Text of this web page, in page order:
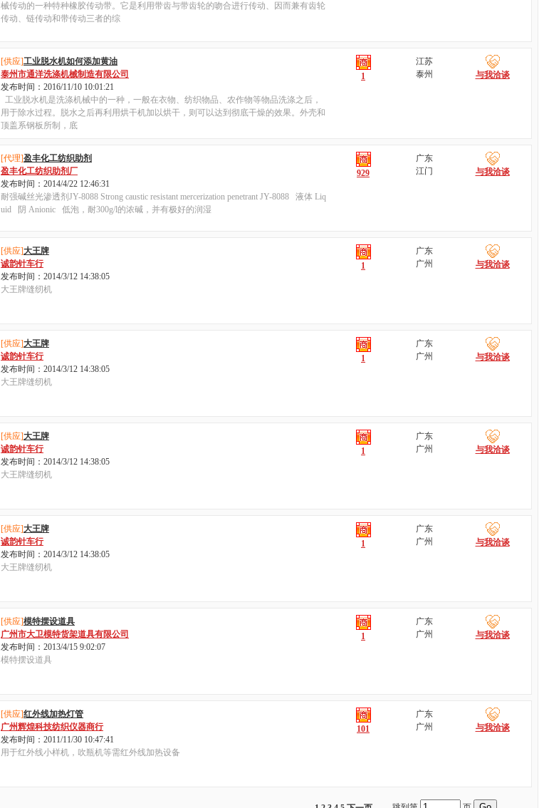
械传动的一种特种橡胶传动带。它是利用带齿与带齿轮的吻合进行传动、因而兼有齿轮
传动、链传动和带传动三者的综
[供应]工业脱水机如何添加黄油
泰州市通洋洗涤机械制造有限公司
发布时间：2016/11/10 10:01:21
工业脱水机是洗涤机械中的一种，一般在衣物、纺织物品、农作物等物品洗涤之后，
用于除水过程。脱水之后再利用烘干机加以烘干，则可以达到彻底干燥的效果。外壳和
顶盖系钢板所制，底
1
江苏
泰州
与我洽谈
[代理]盈丰化工纺织助剂
盈丰化工纺织助剂厂
发布时间：2014/4/22 12:46:31
耐强碱丝光渗透剂JY-8088 Strong caustic resistant mercerization penetrant JY-8088 液体 Liq
uid 阴 Anionic 低泡，耐300g/l的浓碱，并有极好的润湿
929
广东
江门
与我洽谈
[供应]大王牌
诚韵针车行
发布时间：2014/3/12 14:38:05
大王牌缝纫机
1
广东
广州
与我洽谈
[供应]大王牌
诚韵针车行
发布时间：2014/3/12 14:38:05
大王牌缝纫机
1
广东
广州
与我洽谈
[供应]大王牌
诚韵针车行
发布时间：2014/3/12 14:38:05
大王牌缝纫机
1
广东
广州
与我洽谈
[供应]大王牌
诚韵针车行
发布时间：2014/3/12 14:38:05
大王牌缝纫机
1
广东
广州
与我洽谈
[供应]模特摆设道具
广州市大卫模特货架道具有限公司
发布时间：2013/4/15 9:02:07
模特摆设道具
1
广东
广州
与我洽谈
[供应]红外线加热灯管
广州辉煌科技纺织仪器商行
发布时间：2011/11/30 10:47:41
用于红外线小样机，吹瓶机等需红外线加热设备
101
广东
广州
与我洽谈